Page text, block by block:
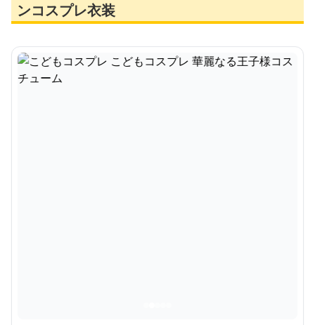
ンコスプレ衣装